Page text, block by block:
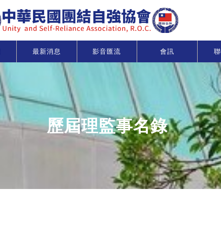
最新消息 影音匯流 會訊
歷屆理監事名錄